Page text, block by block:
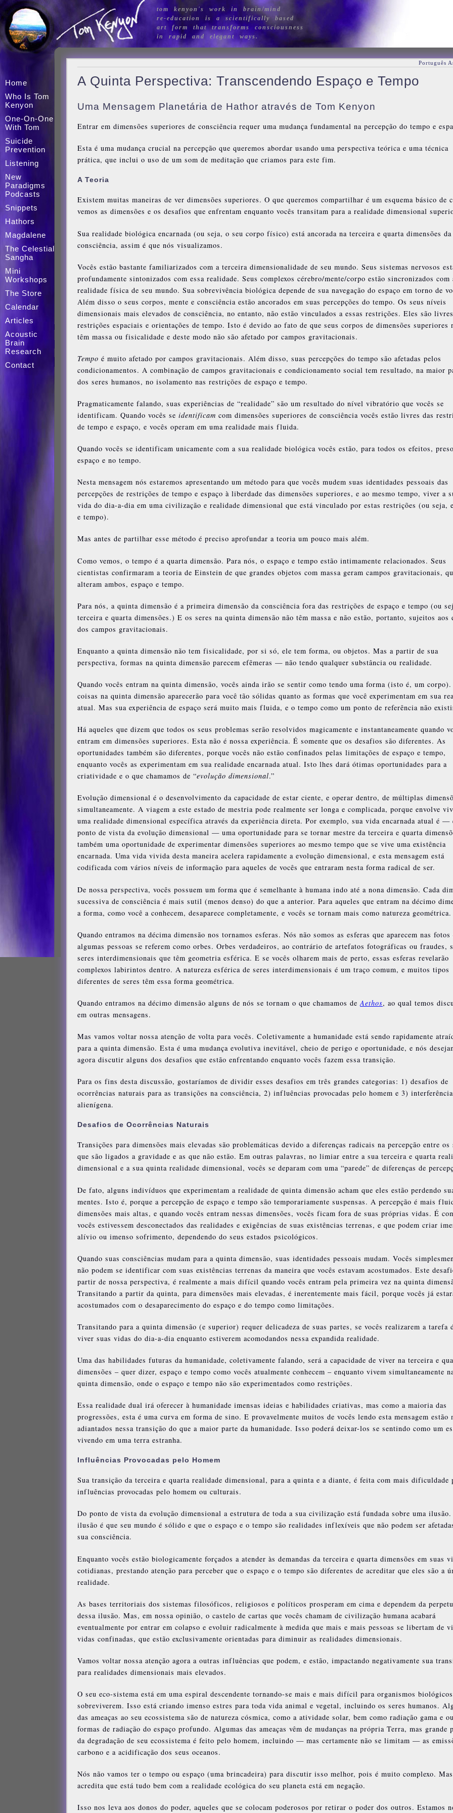
Home
Who Is Tom
Kenyon
One-On-One
With Tom
Suicide
Prevention
Listening
New
Paradigms
Podcasts
Snippets
Hathors
Magdalene
The Celestial
Sangha
Mini
Workshops
The Store
Calendar
Articles
Acoustic
Brain
Research
Contact
tom kenyon's work in brain/mind
re-education is a scientifically based
art form that transforms consciousness
in rapid and elegant ways.
Português
A Quinta Perspectiva: Transcendendo Espaço e Tempo
Uma Mensagem Planetária de Hathor através de Tom Kenyon
Entrar em dimensões superiores de consciência requer uma mudança fundamental na percepção do tempo e
Esta é uma mudança crucial na percepção que queremos abordar usando uma perspectiva teórica e uma técnica
prática, que inclui o uso de um som de meditação que criamos para este fim.
A Teoria
Existem muitas maneiras de ver dimensões superiores. O que queremos compartilhar é um esquema básico de
vemos as dimensões e os desafios que enfrentam enquanto vocês transitam para a realidade dimensional
Sua realidade biológica encarnada (ou seja, o seu corpo físico) está ancorada na terceira e quarta dimensões da
consciência, assim é que nós visualizamos.
Vocês estão bastante familiarizados com a terceira dimensionalidade de seu mundo. Seus sistemas nervosos
profundamente sintonizados com essa realidade. Seus complexos cérebro/mente/corpo estão sincronizados com
realidade física de seu mundo. Sua sobrevivência biológica depende de sua navegação do espaço em torno de
Além disso o seus corpos, mente e consciência estão ancorados em suas percepções do tempo. Os seus níveis
dimensionais mais elevados de consciência, no entanto, não estão vinculados a essas restrições. Eles são
restrições espaciais e orientações de tempo. Isto é devido ao fato de que seus corpos de dimensões superiores
têm massa ou fisicalidade e deste modo não são afetado por campos gravitacionais.
Tempo é muito afetado por campos gravitacionais. Além disso, suas percepções do tempo são afetadas pelos
condicionamentos. A combinação de campos gravitacionais e condicionamento social tem resultado, na maior
dos seres humanos, no isolamento nas restrições de espaço e tempo.
Pragmaticamente falando, suas experiências de “realidade” são um resultado do nível vibratório que vocês se
identificam. Quando vocês se identificam com dimensões superiores de consciência vocês estão livres das
de tempo e espaço, e vocês operam em uma realidade mais fluida.
Quando vocês se identificam unicamente com a sua realidade biológica vocês estão, para todos os efeitos,
espaço e no tempo.
Nesta mensagem nós estaremos apresentando um método para que vocês mudem suas identidades pessoais das
percepções de restrições de tempo e espaço à liberdade das dimensões superiores, e ao mesmo tempo, viver a
vida do dia-a-dia em uma civilização e realidade dimensional que está vinculado por estas restrições (ou seja,
e tempo).
Mas antes de partilhar esse método é preciso aprofundar a teoria um pouco mais além.
Como vemos, o tempo é a quarta dimensão. Para nós, o espaço e tempo estão intimamente relacionados. Seus
cientistas confirmaram a teoria de Einstein de que grandes objetos com massa geram campos gravitacionais,
alteram ambos, espaço e tempo.
Para nós, a quinta dimensão é a primeira dimensão da consciência fora das restrições de espaço e tempo (ou
terceira e quarta dimensões.) E os seres na quinta dimensão não têm massa e não estão, portanto, sujeitos aos
dos campos gravitacionais.
Enquanto a quinta dimensão não tem fisicalidade, por si só, ele tem forma, ou objetos. Mas a partir de sua
perspectiva, formas na quinta dimensão parecem efêmeras — não tendo qualquer substância ou realidade.
Quando vocês entram na quinta dimensão, vocês ainda irão se sentir como tendo uma forma (isto é, um corpo).
coisas na quinta dimensão aparecerão para você tão sólidas quanto as formas que você experimentam em sua
atual. Mas sua experiência de espaço será muito mais fluida, e o tempo como um ponto de referência não
Há aqueles que dizem que todos os seus problemas serão resolvidos magicamente e instantaneamente quando
entram em dimensões superiores. Esta não é nossa experiência. É somente que os desafios são diferentes. As
oportunidades também são diferentes, porque vocês não estão confinados pelas limitações de espaço e tempo,
enquanto vocês as experimentam em sua realidade encarnada atual. Isto lhes dará ótimas oportunidades para a
criatividade e o que chamamos de “evolução dimensional.”
Evolução dimensional é o desenvolvimento da capacidade de estar ciente, e operar dentro, de múltiplas
simultaneamente. A viagem a este estado de mestria pode realmente ser longa e complicada, porque envolve
uma realidade dimensional específica através da experiência direta. Por exemplo, sua vida encarnada atual é —
ponto de vista da evolução dimensional — uma oportunidade para se tornar mestre da terceira e quarta
também uma oportunidade de experimentar dimensões superiores ao mesmo tempo que se vive uma existência
encarnada. Uma vida vivida desta maneira acelera rapidamente a evolução dimensional, e esta mensagem está
codificada com vários níveis de informação para aqueles de vocês que entraram nesta forma radical de ser.
De nossa perspectiva, vocês possuem um forma que é semelhante à humana indo até a nona dimensão. Cada
sucessiva de consciência é mais sutil (menos denso) do que a anterior. Para aqueles que entram na décimo
a forma, como você a conhecem, desaparece completamente, e vocês se tornam mais como natureza geométrica.
Quando entramos na décima dimensão nos tornamos esferas. Nós não somos as esferas que aparecem nas fotos
algumas pessoas se referem como orbes. Orbes verdadeiros, ao contrário de artefatos fotográficas ou fraudes,
seres interdimensionais que têm geometria esférica. E se vocês olharem mais de perto, essas esferas revelarão
complexos labirintos dentro. A natureza esférica de seres interdimensionais é um traço comum, e muitos tipos
diferentes de seres têm essa forma geométrica.
Quando entramos na décimo dimensão alguns de nós se tornam o que chamamos deAethos, ao qual temos
em outras mensagens.
Mas vamos voltar nossa atenção de volta para vocês. Coletivamente a humanidade está sendo rapidamente
para a quinta dimensão. Esta é uma mudança evolutiva inevitável, cheio de perigo e oportunidade, e nós
agora discutir alguns dos desafios que estão enfrentando enquanto vocês fazem essa transição.
Para os fins desta discussão, gostaríamos de dividir esses desafios em três grandes categorias: 1) desafios de
ocorrências naturais para as transições na consciência, 2) influências provocadas pelo homem e 3) interferência
alienígena.
Desafios de Ocorrências Naturais
Transições para dimensões mais elevadas são problemáticas devido a diferenças radicais na percepção entre os
que são ligados a gravidade e as que não estão. Em outras palavras, no limiar entre a sua terceira e quarta
dimensional e a sua quinta realidade dimensional, vocês se deparam com uma “parede” de diferenças de
De fato, alguns indivíduos que experimentam a realidade de quinta dimensão acham que eles estão perdendo
mentes. Isto é, porque a percepção de espaço e tempo são temporariamente suspensas. A percepção é mais
dimensões mais altas, e quando vocês entram nessas dimensões, vocês ficam fora de suas próprias vidas. É
vocês estivessem desconectados das realidades e exigências de suas existências terrenas, e que podem criar
alívio ou imenso sofrimento, dependendo do seus estados psicológicos.
Quando suas consciências mudam para a quinta dimensão, suas identidades pessoais mudam. Vocês
não podem se identificar com suas existências terrenas da maneira que vocês estavam acostumados. Este
partir de nossa perspectiva, é realmente a mais difícil quando vocês entram pela primeira vez na quinta
Transitando a partir da quinta, para dimensões mais elevadas, é inerentemente mais fácil, porque vocês já
acostumados com o desaparecimento do espaço e do tempo como limitações.
Transitando para a quinta dimensão (e superior) requer delicadeza de suas partes, se vocês realizarem a tarefa
viver suas vidas do dia-a-dia enquanto estiverem acomodandos nessa expandida realidade.
Uma das habilidades futuras da humanidade, coletivamente falando, será a capacidade de viver na terceira e
dimensões – quer dizer, espaço e tempo como vocês atualmente conhecem – enquanto vivem simultaneamente
quinta dimensão, onde o espaço e tempo não são experimentados como restrições.
Essa realidade dual irá oferecer à humanidade imensas ideias e habilidades criativas, mas como a maioria das
progressões, esta é uma curva em forma de sino. E provavelmente muitos de vocês lendo esta mensagem estão
adiantados nessa transição do que a maior parte da humanidade. Isso poderá deixar-los se sentindo como um
vivendo em uma terra estranha.
Influências Provocadas pelo Homem
Sua transição da terceira e quarta realidade dimensional, para a quinta e a diante, é feita com mais dificuldade
influências provocadas pelo homem ou culturais.
Do ponto de vista da evolução dimensional a estrutura de toda a sua civilização está fundada sobre uma
ilusão é que seu mundo é sólido e que o espaço e o tempo são realidades inflexíveis que não podem ser
sua consciência.
Enquanto vocês estão biologicamente forçados a atender às demandas da terceira e quarta dimensões em suas
cotidianas, prestando atenção para perceber que o espaço e o tempo são diferentes de acreditar que eles são a
realidade.
As bases territoriais dos sistemas filosóficos, religiosos e políticos prosperam em cima e dependem da
dessa ilusão. Mas, em nossa opinião, o castelo de cartas que vocês chamam de civilização humana acabará
eventualmente por entrar em colapso e evoluir radicalmente à medida que mais e mais pessoas se libertam de
vidas confinadas, que estão exclusivamente orientadas para diminuir as realidades dimensionais.
Vamos voltar nossa atenção agora a outras influências que podem, e estão, impactando negativamente sua
para realidades dimensionais mais elevados.
O seu eco-sistema está em uma espiral descendente tornando-se mais e mais difícil para organismos biológicos
sobreviverem. Isso está criando imenso estres para toda vida animal e vegetal, incluindo os seres humanos.
das ameaças ao seu ecossistema são de natureza cósmica, como a atividade solar, bem como radiação gama e
formas de radiação do espaço profundo. Algumas das ameaças vêm de mudanças na própria Terra, mas grande
da degradação de seu ecossistema é feito pelo homem, incluindo — mas certamente não se limitam — as
carbono e a acidificação dos seus oceanos.
Nós não vamos ter o tempo ou espaço (uma brincadeira) para discutir isso melhor, pois é muito complexo.
acredita que está tudo bem com a realidade ecológica do seu planeta está em negação.
Isso nos leva aos donos do poder, aqueles que se colocam poderosos por retirar o poder dos outros. Estamos